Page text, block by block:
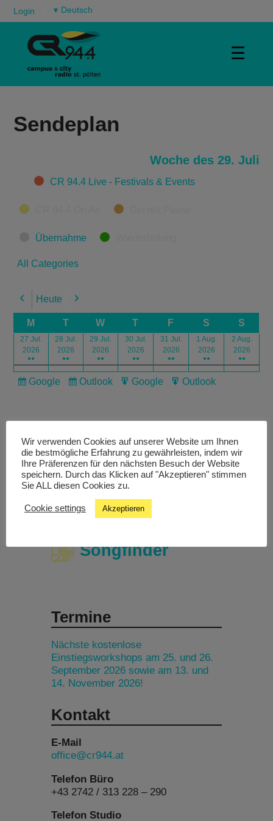
Login ▾
☰
Sendeplan
Woche des 29. Juli
CategoriesCR 94.4 Live - Festivals & Events
Übernahme
All Categories
Previous
Heute Next
M T W T F S S
27 Jul.
2026
●●
28 Jul.
2026
●●
29 Jul.
2026
●●
30 Jul.
2026
●●
31 Jul.
2026
●●
1 Aug.
2026
●●
2 Aug.
2026
●●
Subscribe
Google
Subscribe
Outlook
Export
Google
Export
Outlook
Livestream
Studiochat
Songfinder
Termine
Nächste kostenlose
Einstiegsworkshops am 25. und 26.
September 2026 sowie am 13. und
14. November 2026!
Kontakt
E-Mail
office@cr944.at
Telefon Büro
+43 2742 / 313 228 – 290
Telefon Studio
Wir verwenden Cookies auf unserer Website um Ihnen
die bestmögliche Erfahrung zu gewährleisten, indem wir
Ihre Präferenzen für den nächsten Besuch der Website
speichern. Durch das Klicken auf "Akzeptieren" stimmen
Sie ALL diesen Cookies zu.
Cookie settings Akzeptieren